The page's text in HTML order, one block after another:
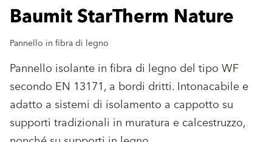
Baumit StarTherm Nature
Pannello in fibra di legno
Pannello isolante in fibra di legno del tipo WF
secondo EN 13171, a bordi dritti. Intonacabile e
adatto a sistemi di isolamento a cappotto su
supporti tradizionali in muratura e calcestruzzo,